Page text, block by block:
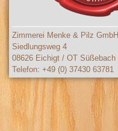
Zimmerei Menke & Pilz GmbH
Siedlungsweg 4
08626 Eichigt / OT Süßebach
Telefon: +49 (0) 37430 63781